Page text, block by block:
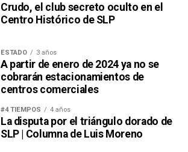
Crudo, el club secreto oculto en el
Centro Histórico de SLP
ESTADO 3 años
A partir de enero de 2024 ya no se
cobrarán estacionamientos de
centros comerciales
#4 TIEMPOS 4 años
La disputa por el triángulo dorado de
SLP | Columna de Luis Moreno